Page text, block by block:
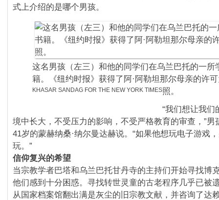
式上介绍的是哪个男孩。
这名男孩（左三）和他的同学们在乌兰巴托的一所
籍。《纽约时报》获得了阿·阿勒坦那尔母亲的许
照。
KHASAR SANDAG FOR THE NEW YORK TIMES
“我们想让我们
境中长大，不受压力的影响，不受严格教育的审查，”男
41岁的蒙赫纳桑·纳尔曼达赫说。“如果他想玩电子游戏
玩。”
信仰复兴的希望
当宗教学者巴塔和乌兰巴托甘丹寺的主持们开始寻找博
他们感到十分困惑。寻找转世灵童的古老程序几乎已被
从国家档案馆翻出满是灰尘的旧宗教文献，并咨询了达